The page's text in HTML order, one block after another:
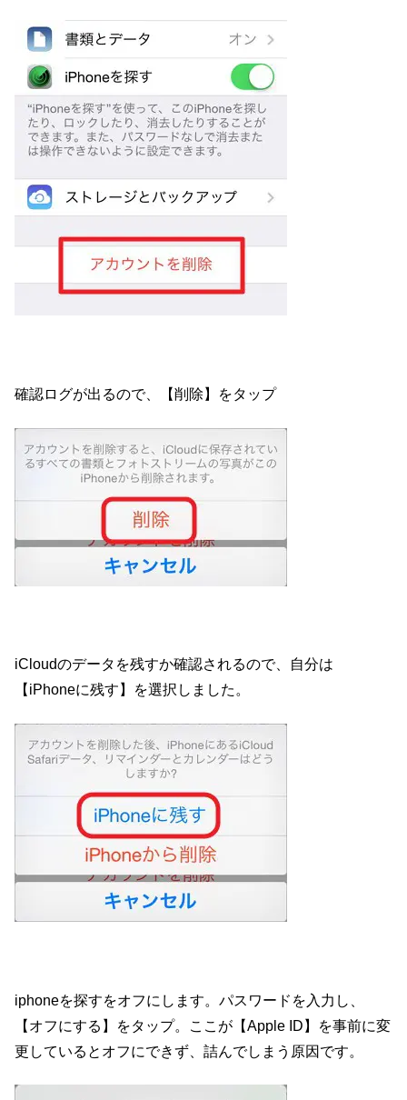
確認ログが出るので、【削除】をタップ
iCloudのデータを残すか確認されるので、自分は
【iPhoneに残す】を選択しました。
iphoneを探すをオフにします。パスワードを入力し、
【オフにする】をタップ。ここが【Apple ID】を事前に変
更しているとオフにできず、詰んでしまう原因です。